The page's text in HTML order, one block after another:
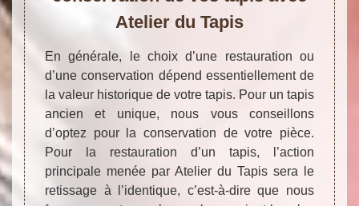
Atelier du Tapis
En générale, le choix d’une restauration ou
d’une conservation dépend essentiellement de
la valeur historique de votre tapis. Pour un tapis
ancien et unique, nous vous conseillons
d’optez pour la conservation de votre pièce.
Pour la restauration d’un tapis, l’action
principale menée par Atelier du Tapis sera le
retissage à l’identique, c’est-à-dire que nous